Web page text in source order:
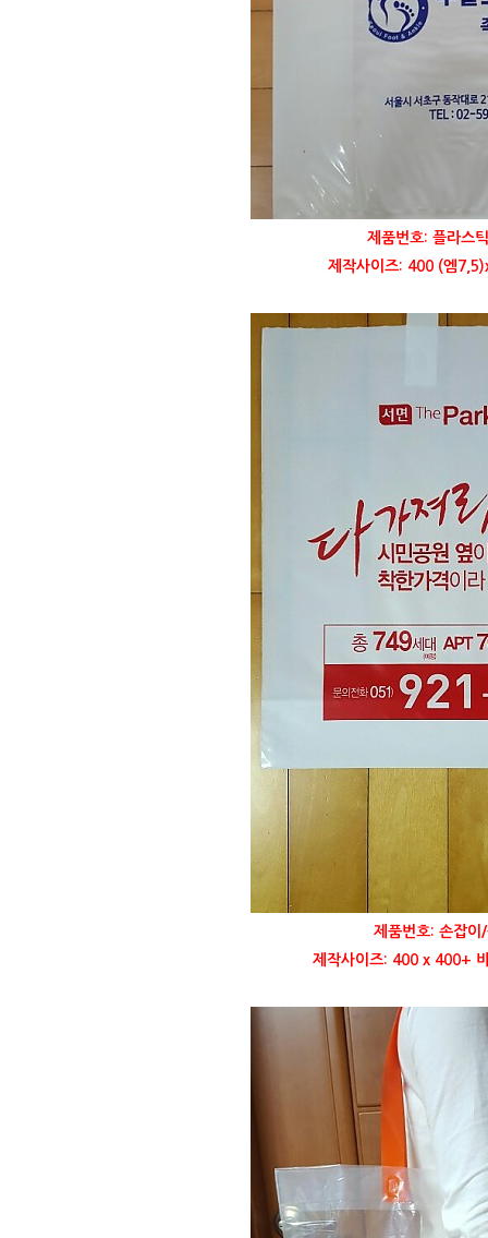
제품번호: 플라스
제작사이즈: 400 (엠
제품번호: 손잡이
제작사이즈: 400 x 400+